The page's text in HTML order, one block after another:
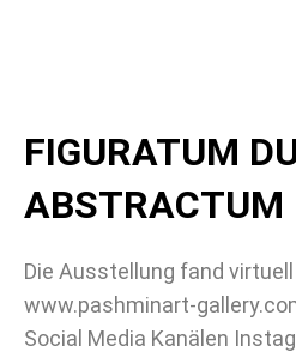
FIGURATUM
ABSTRACTUM
Die Ausstellung fand
www.pashminart-
Social Media Kanälen